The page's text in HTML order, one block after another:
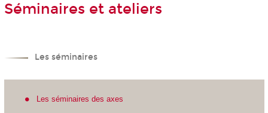
Séminaires et ateliers
Les séminaires
Les séminaires des axes